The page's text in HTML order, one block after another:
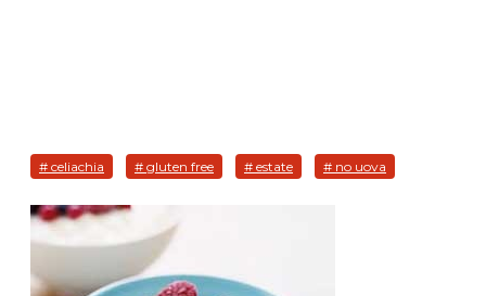
# celiachia # gluten free # estate # no uova